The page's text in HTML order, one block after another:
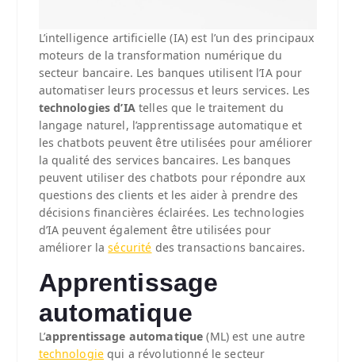
L’intelligence artificielle (IA) est l’un des principaux
moteurs de la transformation numérique du
secteur bancaire. Les banques utilisent l’IA pour
automatiser leurs processus et leurs services. Les
technologies d’IAtelles que le traitement du
langage naturel, l’apprentissage automatique et
les chatbots peuvent être utilisées pour améliorer
la qualité des services bancaires. Les banques
peuvent utiliser des chatbots pour répondre aux
questions des clients et les aider à prendre des
décisions financières éclairées. Les technologies
d’IA peuvent également être utilisées pour
améliorer lasécurité des transactions bancaires.
Apprentissage
automatique
L’apprentissage automatique (ML) est une autre
technologie qui a révolutionné le secteur